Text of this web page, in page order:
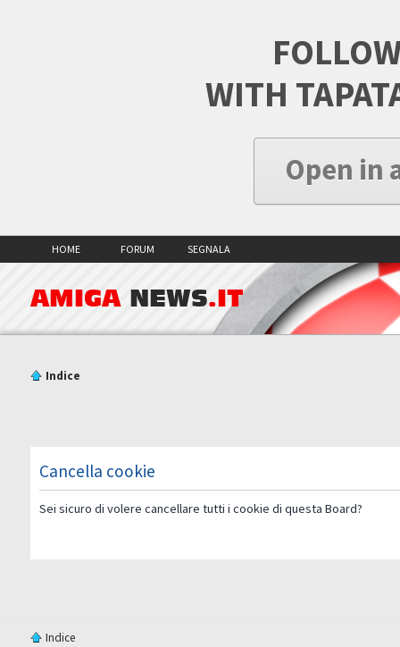
WITH
Open in
HOME FORUM SEGNALA
AMIGA NEWS.IT
Indice
Cancella cookie
Sei sicuro di volere cancellare tutti i cookie di questa Board?
Indice